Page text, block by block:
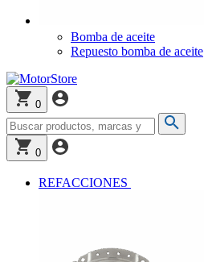
Bomba de aceite
Repuesto bomba de aceite
0
0
REFACCIONES